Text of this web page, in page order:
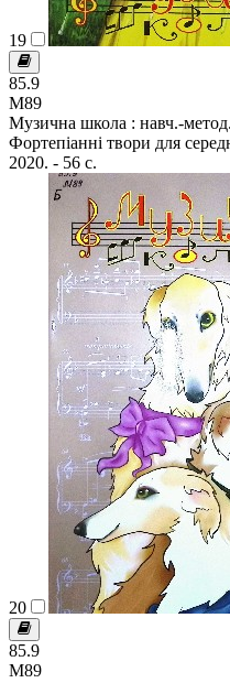
19
85.9
М89
Музична школа : навч.-
Фортепіанні твори для
2020. - 56 с.
20
85.9
М89